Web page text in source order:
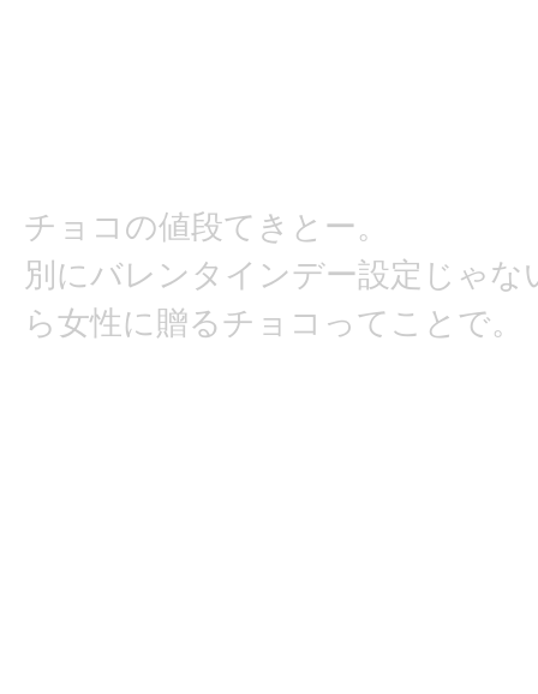
チョコの値段てきとー。
別にバレンタインデー設定じゃ
ら女性に贈るチョコってことで。